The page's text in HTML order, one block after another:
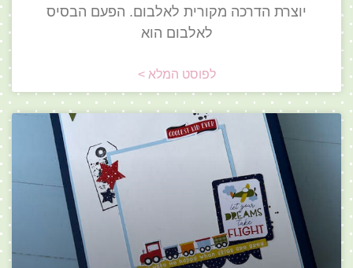
יוצרת הדרכה מקורית לאלבום. הפעם הבסיס
לאלבום הוא
לפוסט המלא >